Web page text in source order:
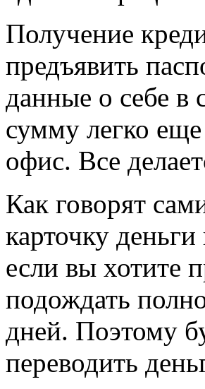
Получение
предъявить
данные о себе
сумму легко
офис. Все
Как говорят
карточку
если вы хотите
подождать
дней. Поэтому
переводить